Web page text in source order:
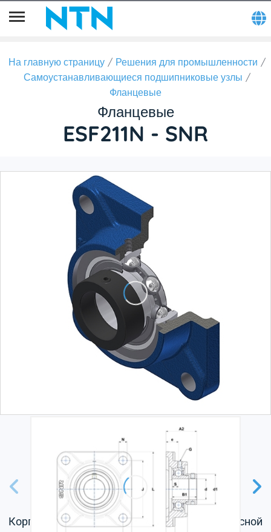
На главную страницу
Решения для промышленности
Самоустанавливающиеся подшипниковые узлы
Фланцевые
Фланцевые
ESF211N - SNR
Корпус из серого чугуна, радиальный корпусной